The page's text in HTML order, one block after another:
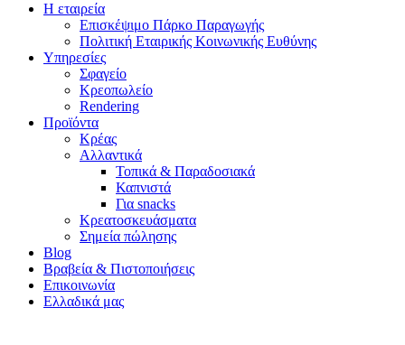
Η εταιρεία
Επισκέψιμο Πάρκο Παραγωγής
Πολιτική Εταιρικής Κοινωνικής Ευθύνης
Υπηρεσίες
Σφαγείο
Κρεοπωλείο
Rendering
Προϊόντα
Κρέας
Αλλαντικά
Τοπικά & Παραδοσιακά
Καπνιστά
Για snacks
Κρεατοσκευάσματα
Σημεία πώλησης
Blog
Βραβεία & Πιστοποιήσεις
Επικοινωνία
Ελλαδικά μας